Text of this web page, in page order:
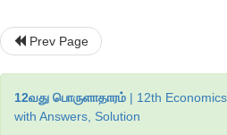
Prev Page
12வது பொருளாதாரம் | 12th
with Answers, Solution